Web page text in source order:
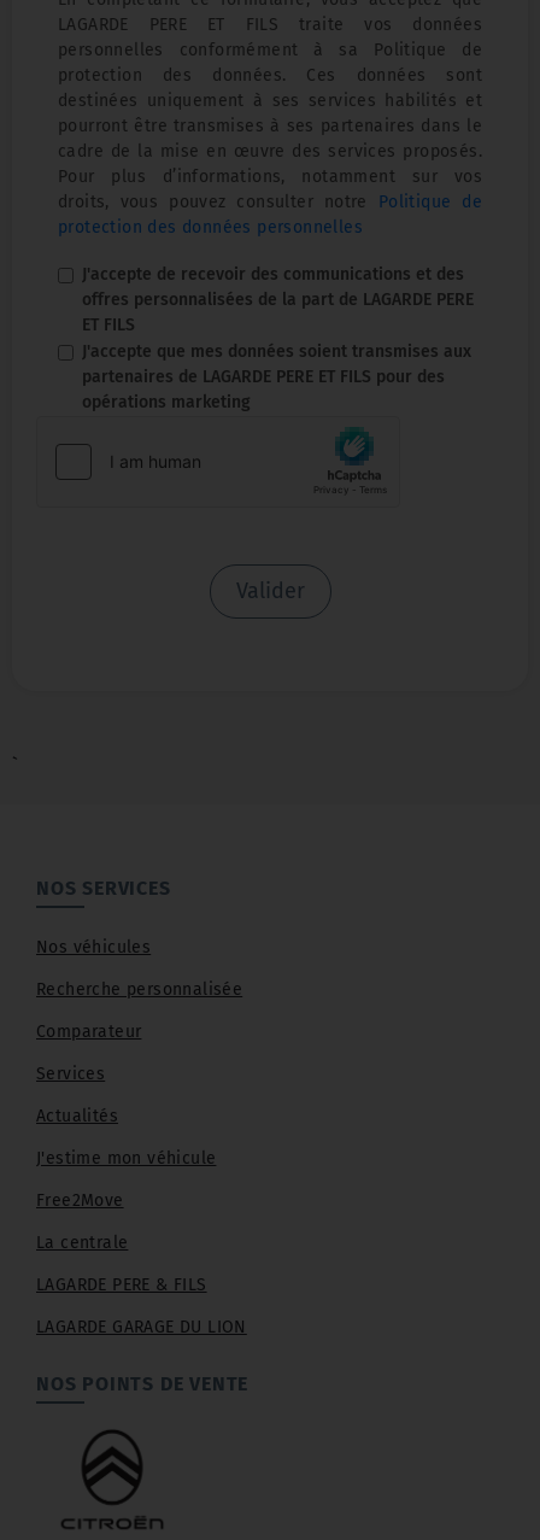
LAGARDE PERE ET FILS traite vos données
personnelles conformément à sa Politique de
protection des données. Ces données sont
destinées uniquement à ses services habilités et
pourront être transmises à ses partenaires dans le
cadre de la mise en œuvre des services proposés.
Pour plus d’informations, notamment sur vos
droits, vous pouvez consulter notre Politique de
protection des données personnelles
J'accepte de recevoir des communications et des
offres personnalisées de la part de LAGARDE PERE
ET FILS
J'accepte que mes données soient transmises aux
partenaires de LAGARDE PERE ET FILS pour des
opérations marketing
Valider
`
NOS SERVICES
Nos véhicules
Recherche personnalisée
Comparateur
Services
Actualités
J'estime mon véhicule
Free2Move
La centrale
LAGARDE PERE & FILS
LAGARDE GARAGE DU LION
NOS POINTS DE VENTE